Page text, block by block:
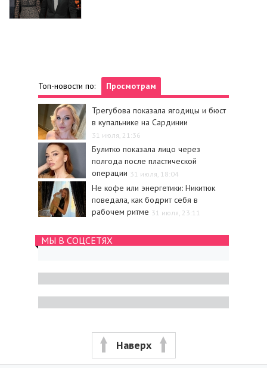
Топ-новости по: Просмотрам
Трегубова показала ягодицы и бюст
в купальнике на Сардинии
31 июля, 21:36
Булитко показала лицо через
полгода после пластической
операции 31 июля, 18:04
Не кофе или энергетики: Никитюк
поведала, как бодрит себя в
рабочем ритме 31 июля, 23:11
МЫ В СОЦСЕТЯХ
Наверх